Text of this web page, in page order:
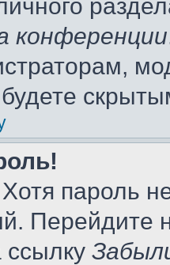
конференции
пароль
Перейдите